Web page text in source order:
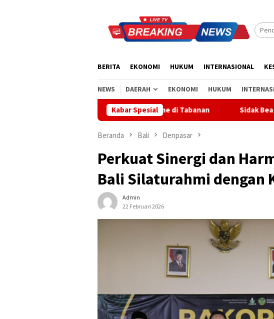
BERITA EKONOMI HUKUM INTERNASIONAL
NEWS DAERAH EKONOMI HUKUM
Kabar Spesial
Semangat Nasionalisme di Tabanan Sidak Bea Cukai Ngurah Rai,
Beranda Bali Denpasar
Perkuat Sinergi dan
Bali Silaturahmi dengan
Admin
22 Februari 2026